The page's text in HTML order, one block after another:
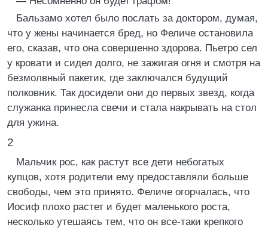
Бальзамо хотел было послать за доктором, думая,
что у жены начинается бред, но Феличе остановила
его, сказав, что она совершенно здорова. Пьетро сел
у кровати и сидел долго, не зажигая огня и смотря на
безмолвный пакетик, где заключался будущий
полковник. Так досидели они до первых звезд, когда
служанка принесла свечи и стала накрывать на стол
для ужина.
2
Мальчик рос, как растут все дети небогатых
купцов, хотя родители ему предоставляли больше
свободы, чем это принято. Феличе огорчалась, что
Иосиф плохо растет и будет маленького роста,
несколько утешаясь тем, что он все-таки крепкого